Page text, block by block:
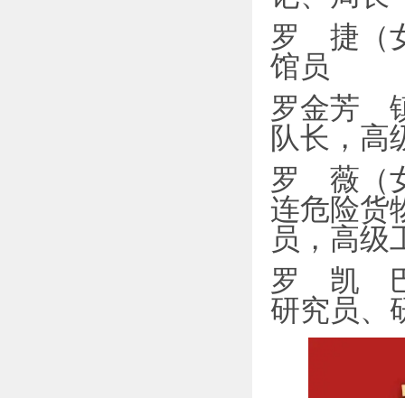
罗 捷（
馆员
罗金芳
队长，高
罗 薇（
连危险货
员，高级
罗 凯 巴
研究员、